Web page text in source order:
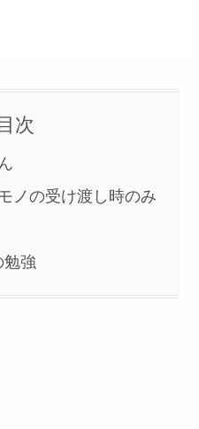
目次
ノの受け渡し時のみ
勉強